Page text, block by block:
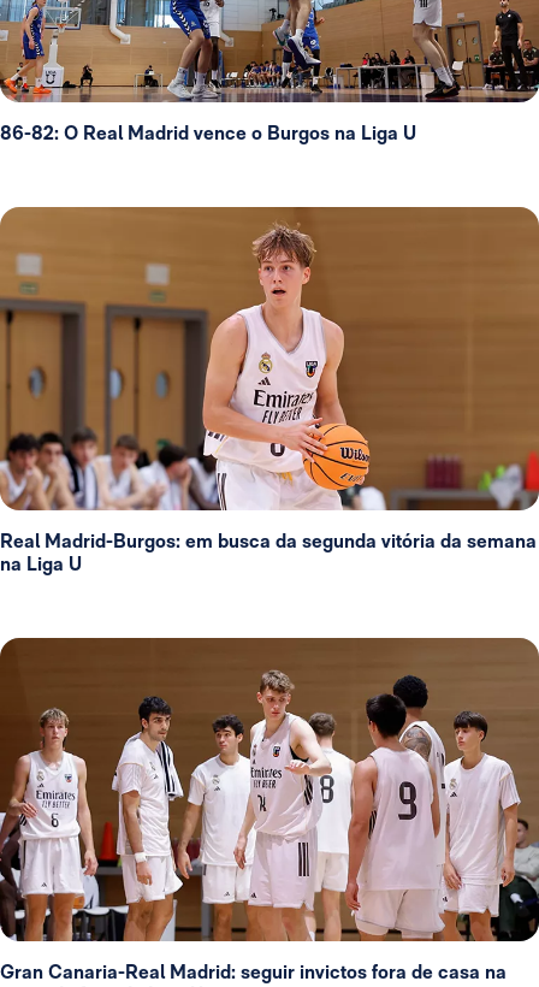
86-82: O Real Madrid vence o Burgos na Liga U
Real Madrid-Burgos: em busca da segunda vitória da semana
na Liga U
Gran Canaria-Real Madrid: seguir invictos fora de casa na